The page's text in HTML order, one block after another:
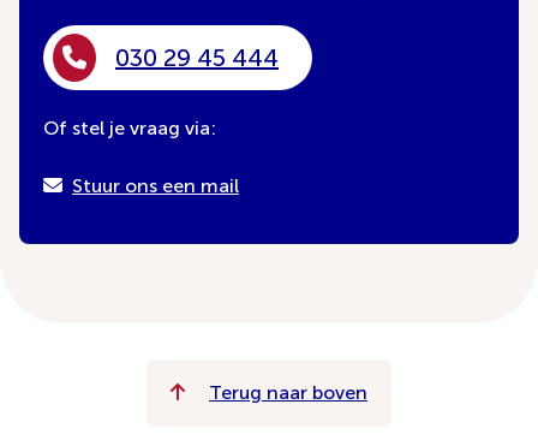
030 29 45 444
Of stel je vraag via:
Stuur ons een mail
Terug naar boven